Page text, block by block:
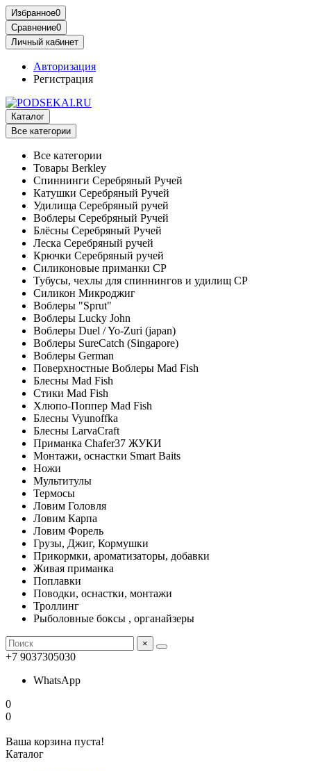
Избранное0
Сравнение0
Личный кабинет
Авторизация
Регистрация
Каталог
Все категории
Все категории
Товары Berkley
Спиннинги Серебряный Ручей
Катушки Серебряный Ручей
Удилища Серебряный ручей
Воблеры Серебряный Ручей
Блёсны Серебряный Ручей
Леска Серебряный ручей
Крючки Серебряный ручей
Силиконовые приманки СР
Тубусы, чехлы для спиннингов и удилищ СР
Силикон Микроджиг
Воблеры "Sprut"
Воблеры Lucky John
Воблеры Duel / Yo-Zuri (japan)
Воблеры SureCatch (Singapore)
Воблеры German
Поверхностные Воблеры Mad Fish
Блесны Mad Fish
Стики Mad Fish
Хлюпо-Поппер Mad Fish
Блесны Vyunoffka
Блесны LarvaCraft
Приманка Chafer37 ЖУКИ
Монтажи, оснастки Smart Baits
Ножи
Мультитулы
Термосы
Ловим Головля
Ловим Карпа
Ловим Форель
Грузы, Джиг, Кормушки
Прикормки, ароматизаторы, добавки
Живая приманка
Поплавки
Поводки, оснастки, монтажи
Троллинг
Рыболовные боксы , органайзеры
×
+7 9037305030
WhatsApp
0
0
Ваша корзина пуста!
Каталог